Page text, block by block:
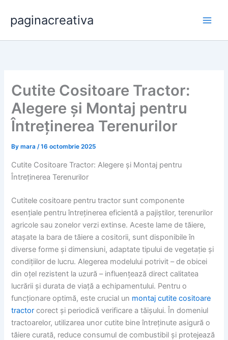
content
paginacreativa
Cutite Cositoare Tractor:
Alegere și Montaj pentru
Întreținerea Terenurilor
Bymara/16 octombrie 2025
Cutite Cositoare Tractor: Alegere și Montaj pentru
Întreținerea Terenurilor
Cutitele cositoare pentru tractor sunt componente
esențiale pentru întreținerea eficientă a pajiștilor, terenurilor
agricole sau zonelor verzi extinse. Aceste lame de tăiere,
atașate la bara de tăiere a cositorii, sunt disponibile în
diverse forme și dimensiuni, adaptate tipului de vegetație și
condițiilor de lucru. Alegerea modelului potrivit – de obicei
din oțel rezistent la uzură – influențează direct calitatea
lucrării și durata de viață a echipamentului. Pentru o
funcționare optimă, este crucial un montaj cutite cositoare
tractor corect și periodică verificare a tăișului. În domeniul
tractoarelor, utilizarea unor cutite bine întreținute asigură o
tăiere curată, reduce consumul de combustibil și protejează